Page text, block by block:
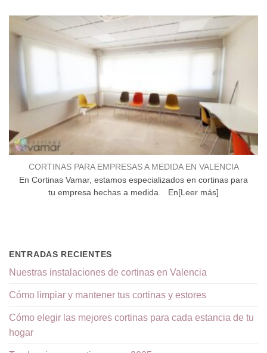
CORTINAS PARA EMPRESAS A MEDIDA EN VALENCIA
En Cortinas Vamar, estamos especializados en cortinas para
tu empresa hechas a medida. En[Leer más]
ENTRADAS RECIENTES
Nuestras instalaciones de cortinas en Valencia
Cómo limpiar y mantener tus cortinas y estores
Cómo elegir las mejores cortinas para cada estancia de tu
hogar